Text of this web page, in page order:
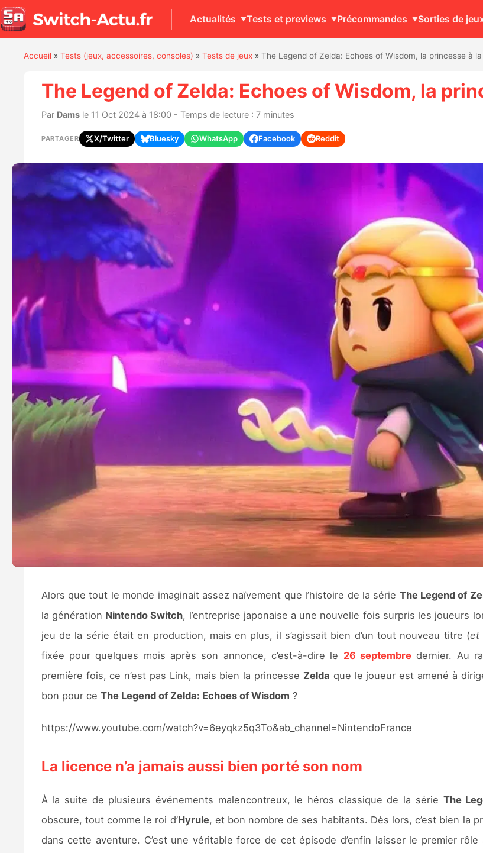
Actualités Tests et previews Précommandes Sorties de
Accueil» Tests (jeux, accessoires, consoles) » Tests de jeux» The Legend of Zelda: Echoes of Wisdom, la princesse à
The Legend of Zelda: Echoes of Wisdom, la
Par Damsle 11 Oct 2024 à 18:00 - Temps de lecture : 7 minutes
PARTAGER X/Twitter Bluesky WhatsApp Facebook Reddit
Alors que tout le monde imaginait assez naïvement que l’histoire de la série The Legend of
la génération Nintendo Switch, l’entreprise japonaise a une nouvelle fois surpris les joueurs
jeu de la série était en production, mais en plus, il s’agissait bien d’un tout nouveau titre (et
fixée pour quelques mois après son annonce, c’est-à-dire le 26 septembre dernier. Au
première fois, ce n’est pas Link, mais bien la princesse Zelda que le joueur est amené à
bon pour ce The Legend of Zelda: Echoes of Wisdom ?
https://www.youtube.com/watch?v=6eyqkz5q3To&ab_channel=NintendoFrance
La licence n’a jamais aussi bien porté son nom
À la suite de plusieurs événements malencontreux, le héros classique de la série The
obscure, tout comme le roi d’Hyrule, et bon nombre de ses habitants. Dès lors, c’est bien la
dans cette aventure. C’est une véritable force de cet épisode d’enfin laisser le premier